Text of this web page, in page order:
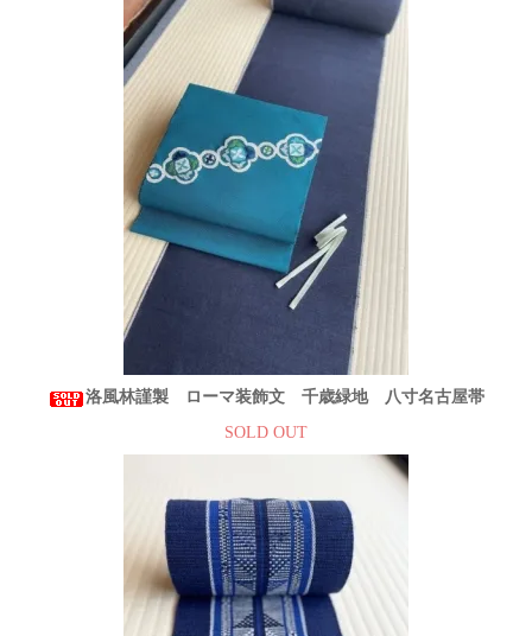
洛風林謹製 ローマ装飾文 千歳緑地 八寸名古屋帯
SOLD OUT